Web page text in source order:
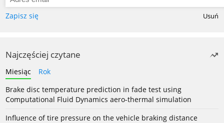
Zapisz się Usuń
Najczęściej czytane
Miesiąc
Rok
Brake disc temperature prediction in fade test using
Computational Fluid Dynamics aero-thermal simulation
Influence of tire pressure on the vehicle braking distance